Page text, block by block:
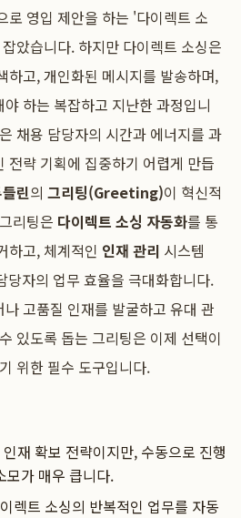
로 영입 제안을 하는 '다이렉트 소
았습니다. 하지만 다이렉트 소싱은
하고, 개인화된 메시지를 발송하며,
하는 복잡하고 지난한 과정입니
채용 담당자의 시간과 에너지를 과
전략 기획에 집중하기 어렵게 만듭
린의 그리팅(Greeting)이 혁신적
리팅은 다이렉트 소싱 자동화를 통
하고, 체계적인 인재 관리 시스템
당자의 업무 효율을 극대화합니다.
고품질 인재를 발굴하고 유대 관
있도록 돕는 그리팅은 이제 선택이
위한 필수 도구입니다.
재 확보 전략이지만, 수동으로 진행
모가 매우 큽니다.
렉트 소싱의 반복적인 업무를 자동